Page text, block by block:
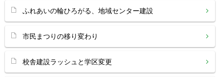
ふれあいの輪ひろがる、地域センター建設
市民まつりの移り変わり
校舎建設ラッシュと学区変更